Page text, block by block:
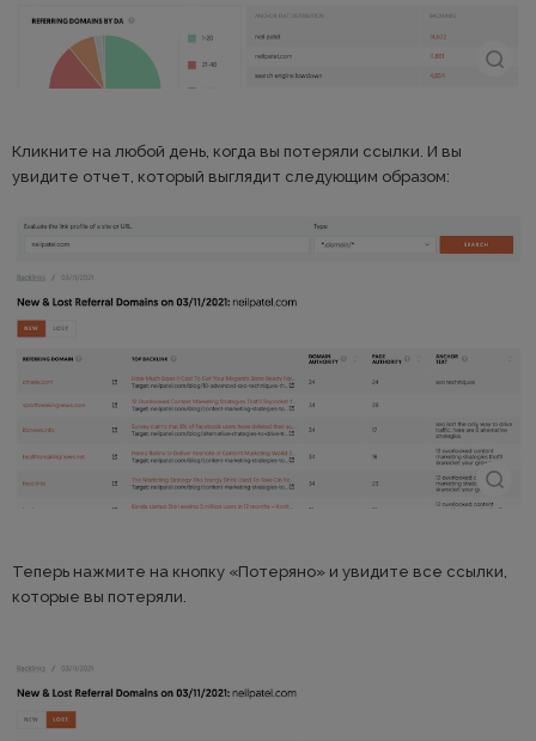
Кликните на любой день, когда вы потеряли ссылки. И вы
увидите отчет, который выглядит следующим образом:
Теперь нажмите на кнопку «Потеряно» и увидите все ссылки,
которые вы потеряли.